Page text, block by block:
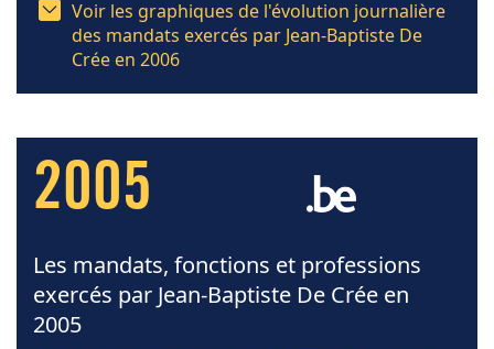
Voir les graphiques de l'évolution journalière
des mandats exercés par Jean-Baptiste De
Crée en 2006
2005
Les mandats, fonctions et professions
exercés par Jean-Baptiste De Crée en
2005